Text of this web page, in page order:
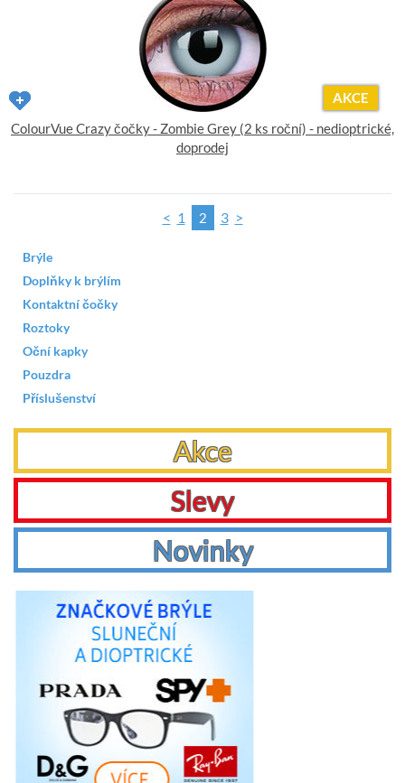
AKCE
ColourVue Crazy čočky - Zombie Grey (2 ks roční) - nedioptrické,
doprodej
< 1 2 3 >
Brýle
Doplňky k brýlím
Kontaktní čočky
Roztoky
Oční kapky
Pouzdra
Příslušenství
Akce
Slevy
Novinky